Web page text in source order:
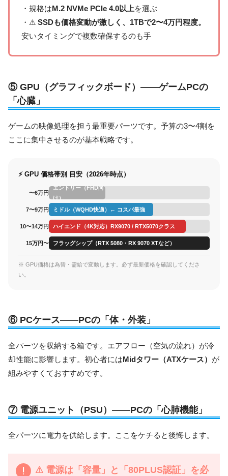
・規格はM.2 NVMe PCIe 4.0以上を選ぶ
・⚠ SSDも価格変動が激しく、1TBで2〜4万円程度。
安いタイミングで複数確保するのも手
⑤ GPU（グラフィックボード）——ゲームPCの
「心臓」
ゲームの映像処理を担う最重要パーツです。予算の3〜4割を
ここに集中させるのが基本戦略です。
⚡ GPU 価格帯別 目安（2026年時点）
〜6万円
エントリー（FHD向
け）
7〜9万円
ミドル（WQHD快適）← コスパ最強
10〜14万円 ハイエンド（4K対応）RX9070 / RTX5070クラス
15万円〜 フラッグシップ（RTX 5080・RX 9070 XTなど）
※ GPU価格は為替・需給で変動します。必ず最新価格を確認してくださ
い。
⑥ PCケース——PCの「体・外装」
全パーツを収納する箱です。エアフロー（空気の流れ）が冷
却性能に影響します。初心者にはMidタワー（ATXケース） が
組みやすくておすすめです。
⑦ 電源ユニット（PSU）——PCの「心肺機能」
全パーツに電力を供給します。ここをケチると後悔します。
⚠ 電源は「容量」と「80PLUS認証」を必